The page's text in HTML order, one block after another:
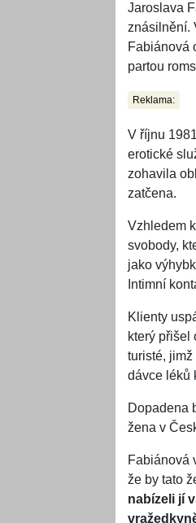
Jaroslava
znásilnění.
Fabiánová
partou
Reklama:
V říjnu
erotické
zohavila
zatčena.
Vzhledem
svobody,
jako
Intimní
Klienty
který přišel
turisté,
dávce léků
Dopadena
žena v
Fabiánová
že by tato
nabízeli jí